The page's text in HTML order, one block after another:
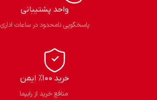
واحد پشتیبانی
پاسخگویی نامحدود در ساعات اداری
خرید 100% ایمن
منافع خرید از رابیما